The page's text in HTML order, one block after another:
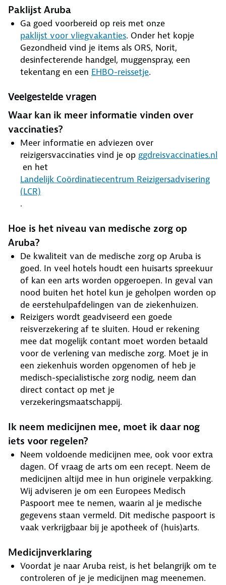
Paklijst Aruba
Ga goed voorbereid op reis met onze
paklijst voor vliegvakanties. Onder het kopje
Gezondheid vind je items als ORS, Norit,
desinfecterende handgel, muggenspray, een
tekentang en een EHBO-reissetje.
Veelgestelde vragen
Waar kan ik meer informatie vinden over
vaccinaties?
Meer informatie en adviezen over
reizigersvaccinaties vind je op ggdreisvaccinaties.nl
en het
Landelijk Coördinatiecentrum Reizigersadvisering
(LCR)
.
Hoe is het niveau van medische zorg op
Aruba?
De kwaliteit van de medische zorg op Aruba is
goed. In veel hotels houdt een huisarts spreekuur
of kan een arts worden opgeroepen. In geval van
nood buiten het hotel kun je geholpen worden op
de eerstehulpafdelingen van de ziekenhuizen.
Reizigers wordt geadviseerd een goede
reisverzekering af te sluiten. Houd er rekening
mee dat mogelijk contant moet worden betaald
voor de verlening van medische zorg. Moet je in
een ziekenhuis worden opgenomen of heb je
medisch-specialistische zorg nodig, neem dan
direct contact op met je
verzekeringsmaatschappij.
Ik neem medicijnen mee, moet ik daar nog
iets voor regelen?
Neem voldoende medicijnen mee, ook voor extra
dagen. Of vraag de arts om een recept. Neem de
medicijnen altijd mee in hun originele verpakking.
Wij adviseren je om een Europees Medisch
Paspoort mee te nemen, waarin al je medische
gegevens staan vermeld. Dit medische paspoort is
vaak verkrijgbaar bij je apotheek of (huis)arts.
Medicijnverklaring
Voordat je naar Aruba reist, is het belangrijk om te
controleren of je je medicijnen mag meenemen.